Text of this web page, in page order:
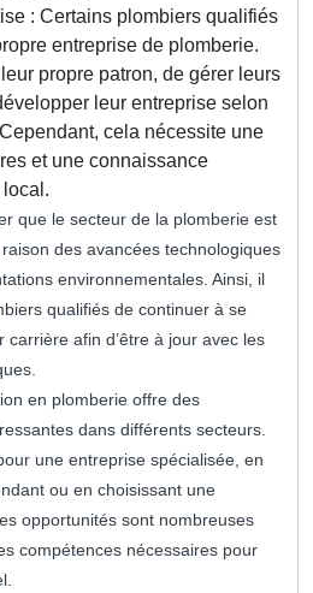
: Certains plombiers qualifiés
entreprise de plomberie.
propre patron, de gérer leurs
leur entreprise selon
cela nécessite une
et une connaissance
que le secteur de la plomberie est
des avancées technologiques
environnementales. Ainsi, il
qualifiés de continuer à se
afin d’être à jour avec les
en plomberie offre des
dans différents secteurs.
une entreprise spécialisée, en
ou en choisissant une
opportunités sont nombreuses
compétences nécessaires pour